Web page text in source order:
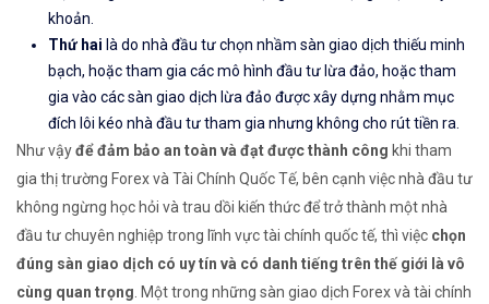
khoản.
Thứ hai là do nhà đầu tư chọn nhầm sàn giao dịch thiếu minh
bạch, hoặc tham gia các mô hình đầu tư lừa đảo, hoặc tham
gia vào các sàn giao dịch lừa đảo được xây dựng nhằm mục
đích lôi kéo nhà đầu tư tham gia nhưng không cho rút tiền ra.
Như vậyđể đảm bảo an toàn và đạt được thành công khi tham
gia thị trường Forex và Tài Chính Quốc Tế, bên cạnh việc nhà đầu tư
không ngừng học hỏi và trau dồi kiến thức để trở thành một nhà
đầu tư chuyên nghiệp trong lĩnh vực tài chính quốc tế, thì việc chọn
đúng sàn giao dịch có uy tín và có danh tiếng trên thế giới là vô
cùng quan trọng. Một trong những sàn giao dịch Forex và tài chính